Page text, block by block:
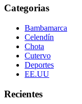
Categorias
Bambamarca
Celendín
Chota
Cutervo
Deportes
EE.UU
Recientes